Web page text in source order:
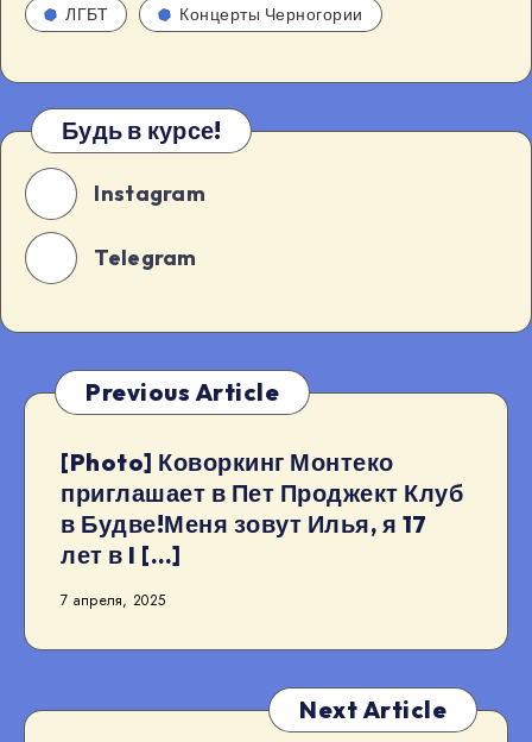
ЛГБТ Концерты Черногории
Будь в курсе!
Instagram
Telegram
Previous Article
[Photo] Коворкинг Монтеко
приглашает в Пет Проджект Клуб
в Будве!Меня зовут Илья, я 17
лет в I […]
7 апреля, 2025
Next Article